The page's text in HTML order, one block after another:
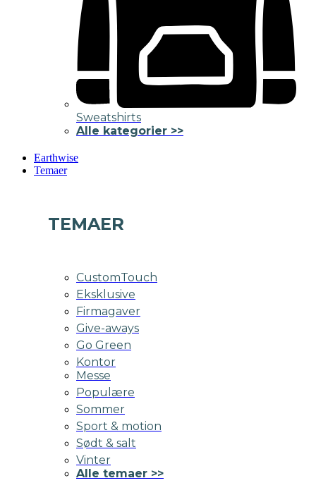
Sweatshirts
Alle kategorier >>
Earthwise
Temaer
TEMAER
CustomTouch
Eksklusive
Firmagaver
Give-aways
Go Green
Kontor
Messe
Populære
Sommer
Sport & motion
Sødt & salt
Vinter
Alle temaer >>